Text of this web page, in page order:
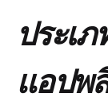
ประเ
แอปพ